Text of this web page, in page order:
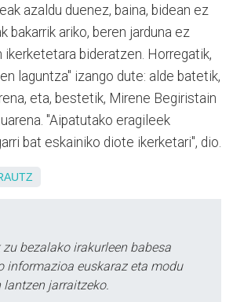
azaldu duenez, baina, bidean ez
bakarrik ariko, beren jarduna ez
ikerketetara bideratzen. Horregatik,
laguntza" izango dute: alde batetik,
eta, bestetik, Mirene Begiristain
"Aipatutako eragileek
bat eskainiko diote ikerketari", dio.
bezalako irakurleen babesa
informazioa euskaraz eta modu
jarraitzeko.